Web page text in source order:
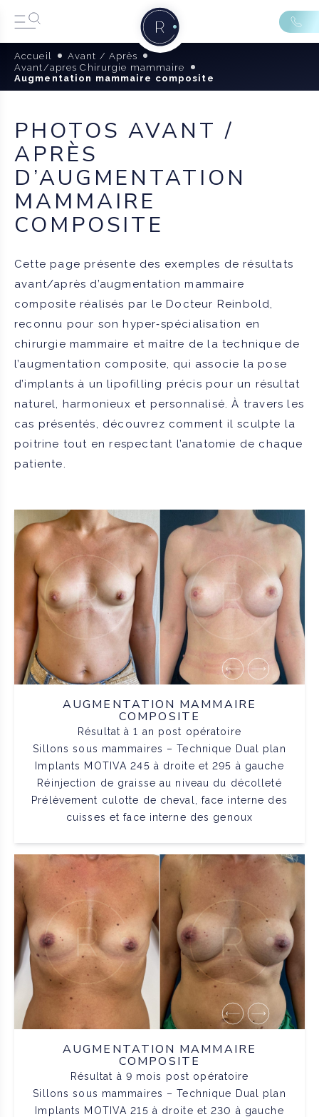
Accueil
Avant / Après
Avant/apres Chirurgie mammaire
Augmentation mammaire composite
PHOTOS AVANT /
APRÈS
D’AUGMENTATION
MAMMAIRE
COMPOSITE
Cette page présente des exemples de résultats
avant/après d’augmentation mammaire
composite réalisés par le Docteur Reinbold,
reconnu pour son hyper‑spécialisation en
chirurgie mammaire et maître de la technique de
l’augmentation composite, qui associe la pose
d’implants à un lipofilling précis pour un résultat
naturel, harmonieux et personnalisé. À travers les
cas présentés, découvrez comment il sculpte la
poitrine tout en respectant l’anatomie de chaque
patiente.
AUGMENTATION MAMMAIRE
COMPOSITE
Résultat à 1 an post opératoire
Sillons sous mammaires – Technique Dual plan
Implants MOTIVA 245 à droite et 295 à gauche
Réinjection de graisse au niveau du décolleté
Prélèvement culotte de cheval, face interne des
cuisses et face interne des genoux
AUGMENTATION MAMMAIRE
COMPOSITE
Résultat à 9 mois post opératoire
Sillons sous mammaires – Technique Dual plan
Implants MOTIVA 215 à droite et 230 à gauche